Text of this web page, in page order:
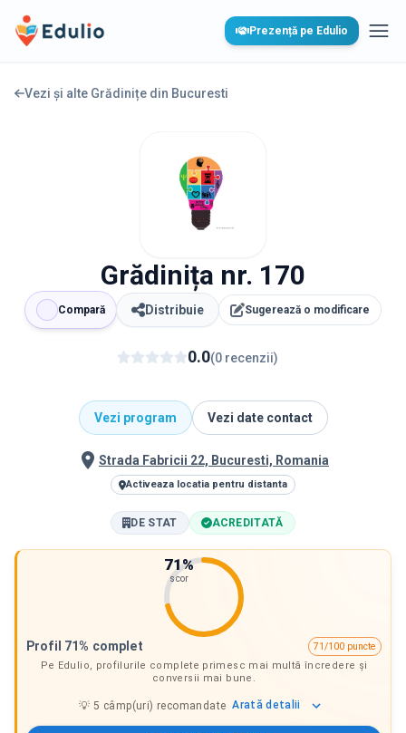
Edulio Prezență pe Edulio
Vezi și alte Grădinițe din Bucuresti
Grădinița nr. 170
Compară Distribuie Sugerează o modificare
0.0(0 recenzii)
Vezi program Vezi date contact
Strada Fabricii 22, Bucuresti, Romania
Activeaza locatia pentru distanta
DE STAT ACREDITATĂ
71%
scor
Profil 71% complet
71/100 puncte
Pe Edulio, profilurile complete primesc mai multă încredere și
conversii mai bune.
💡5 câmp(uri) recomandate Arată detalii